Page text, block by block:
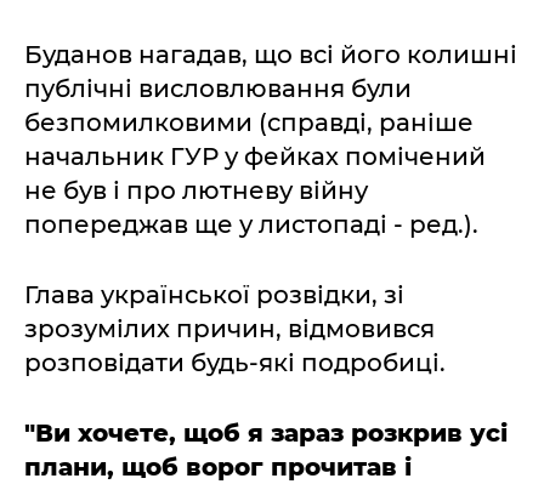
Буданов нагадав, що всі його колишні
публічні висловлювання були
безпомилковими (справді, раніше
начальник ГУР у фейках помічений
не був і про лютневу війну
попереджав ще у листопаді - ред.).
Глава української розвідки, зі
зрозумілих причин, відмовився
розповідати будь-які подробиці.
"Ви хочете, щоб я зараз розкрив усі
плани, щоб ворог прочитав і